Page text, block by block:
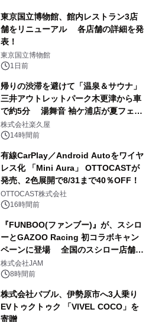
東京国立博物館、館内レストラン3店
舗をリニューアル 各店舗の詳細を発
表！
東京国立博物館
1日前
帰りの渋滞を避けて「温泉＆サウナ」
三井アウトレットパーク木更津から車
で約5分 湯舞音 袖ケ浦店が夏フェア
メニューを提供
株式会社楽久屋
14時間前
有線CarPlay／Android Autoをワイヤ
レス化 「Mini Aura」 OTTOCASTが
発売、2色展開で8/31まで40％OFF！
OTTOCAST株式会社
16時間前
『FUNBOO(ファンブー)』が、スシロ
ーとGAZOO Racing 初コラボキャン
ペーンに登場 全国のスシロー店舗で
GR 4車種の FUNBOO(ミニカー)付き
メニューが展開されます
株式会社JAM
8時間前
株式会社バブル、伊勢原市へ3人乗り
EVトゥクトゥク 「VIVEL COCO」を
寄贈